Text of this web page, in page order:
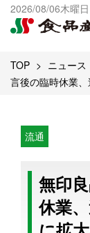
2026/08/06木曜日
出版物一覧へ
試読・購読申
TOP ニュース
言後の臨時休業
流通
無印
休業